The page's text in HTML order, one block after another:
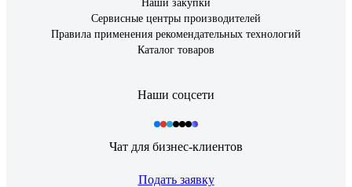
Наши закупки
Сервисные центры производителей
Правила применения рекомендательных технологий
Каталог товаров
Наши соцсети
Чат для бизнес-клиентов
Подать заявку